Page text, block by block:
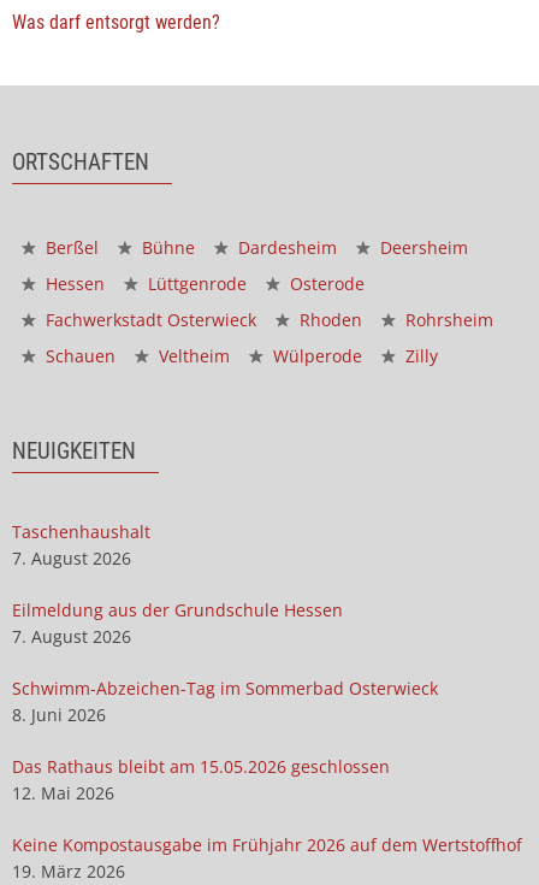
Was darf entsorgt werden?
ORTSCHAFTEN
Berßel Bühne Dardesheim
Deersheim
Hessen
Lüttgenrode
Osterode
Fachwerkstadt Osterwieck
Rhoden
Rohrsheim
Schauen
Veltheim Wülperode Zilly
NEUIGKEITEN
Taschenhaushalt
7. August 2026
Eilmeldung aus der Grundschule Hessen
7. August 2026
Schwimm-Abzeichen-Tag im Sommerbad Osterwieck
8. Juni 2026
Das Rathaus bleibt am 15.05.2026 geschlossen
12. Mai 2026
Keine Kompostausgabe im Frühjahr 2026 auf dem Wertstoffhof
19. März 2026